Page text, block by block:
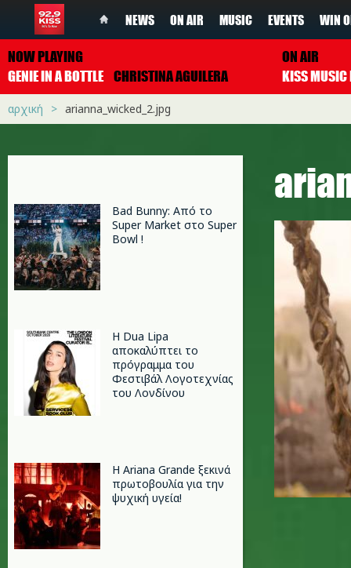
NEWS ON AIR MUSIC EVENTS WIN
NOW PLAYING
GENIE IN A BOTTLE CHRISTINA AGUILERA
ON AIR
αρχική arianna_wicked_2.jpg
Bad Bunny: Από το
Super Market στο Super
Bowl !
Η Dua Lipa
αποκαλύπτει το
πρόγραμμα του
Φεστιβάλ Λογοτεχνίας
του Λονδίνου
Η Ariana Grande ξεκινά
πρωτοβουλία για την
ψυχική υγεία!